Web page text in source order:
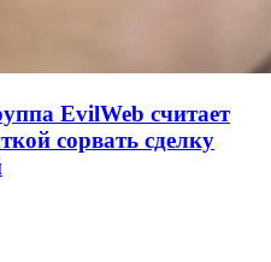
EvilWeb считает
сорвать сделку